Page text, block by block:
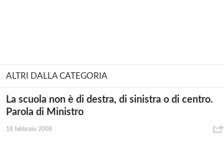
ALTRI DALLA CATEGORIA
La scuola non è di destra, di sinistra o di centro.
Parola di Ministro
18 febbraio 2008